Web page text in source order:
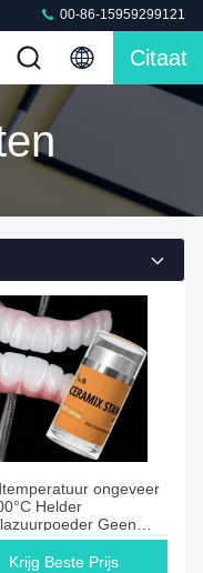
00-86-15959299121
Citaat
ongeveer
Helder
Geen
laat menging
aangepaste
Krijg Beste Prijs